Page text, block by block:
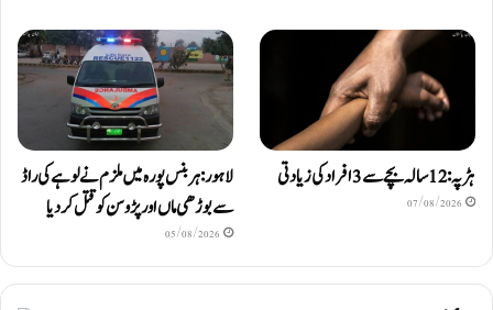
ہڑپہ: 12 سالہ بچے سے 3 افراد کی زیادتی
07/08/2026
لاہور: ہربنس پورہ میں ملزم نے لوہے کی راڈ
سے بوڑھی ماں اور پڑوسن کو قتل کر دیا
05/08/2026